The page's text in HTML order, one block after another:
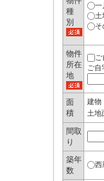
種
別
一
土
そ
物件
所在
地
ご自
面
積
建物
間取
り
築年
数
西